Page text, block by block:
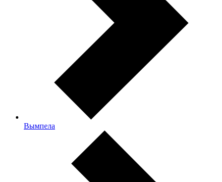
Вымпела